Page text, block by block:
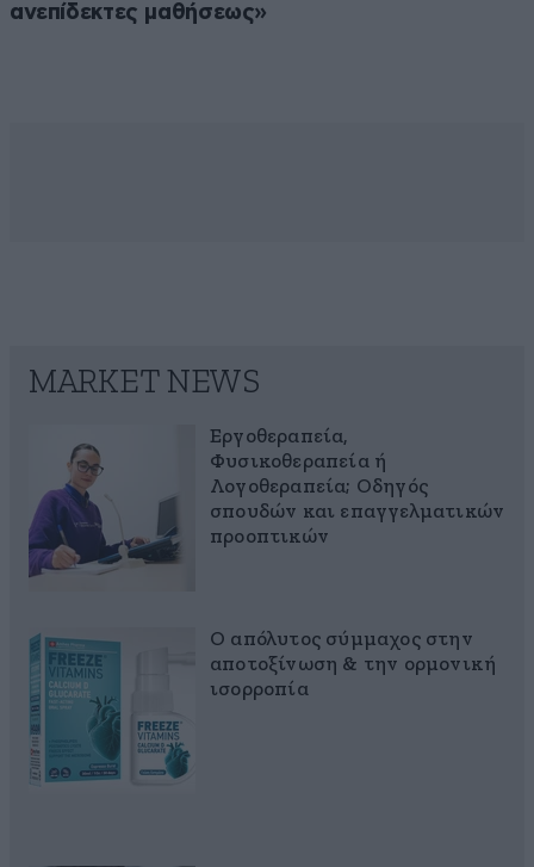
ανεπίδεκτες μαθήσεως»
MARKET NEWS
Εργοθεραπεία,
Φυσικοθεραπεία ή
Λογοθεραπεία; Οδηγός
σπουδών και επαγγελματικών
προοπτικών
Ο απόλυτος σύμμαχος στην
αποτοξίνωση & την ορμονική
ισορροπία